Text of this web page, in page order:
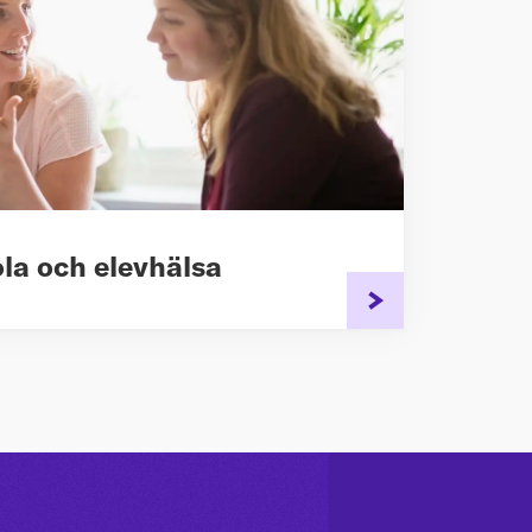
och elevhälsa